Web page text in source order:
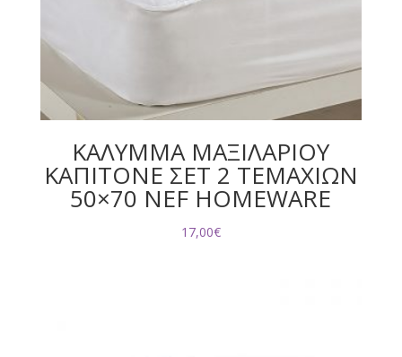
ΚΑΛΥΜΜΑ ΜΑΞΙΛΑΡΙΟΥ
ΚΑΠΙΤΟΝΕ ΣΕΤ 2 ΤΕΜΑΧΙΩΝ
50×70 NEF HOMEWARE
17,00€